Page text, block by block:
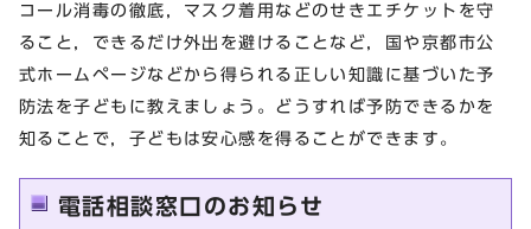
コール消毒の徹底，マスク着用などのせきエチケットを守
ること，できるだけ外出を避けることなど，国や京都市公
式ホームページなどから得られる正しい知識に基づいた予
防法を子どもに教えましょう。どうすれば予防できるかを
知ることで，子どもは安心感を得ることができます。
電話相談窓⼝のお知らせ